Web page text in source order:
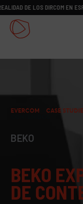
LOS DIRCOM EN ESPAÑA
EVERCOM >CASE
BEKO
BEKO
DE